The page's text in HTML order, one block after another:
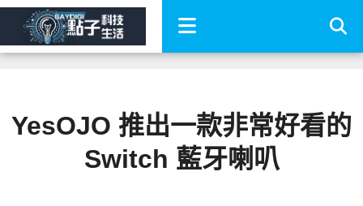
YesOJO 推出一款非常好看的
Switch 藍牙喇叭